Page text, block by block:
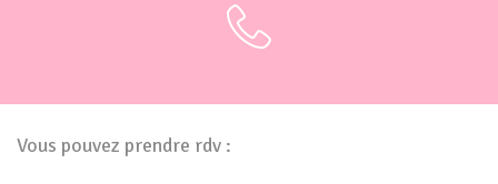
Vous pouvez prendre rdv :